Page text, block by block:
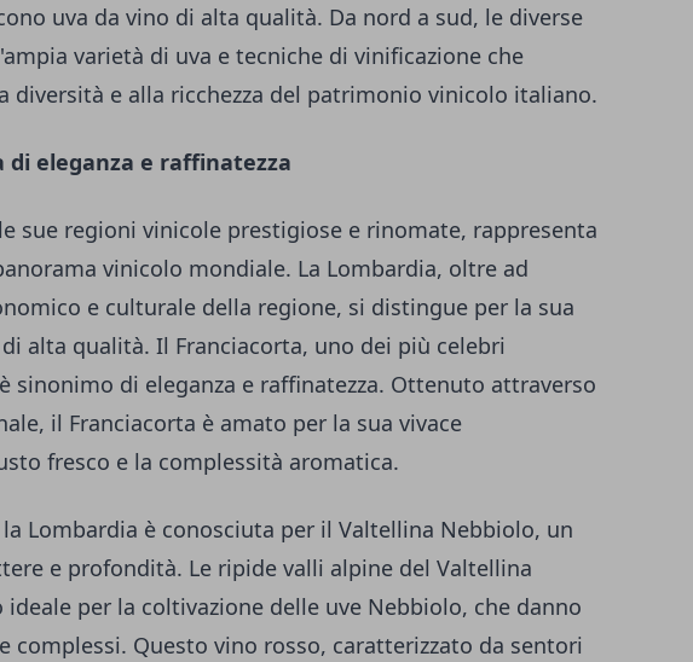
uva da vino di alta qualità. Da nord a sud, le diverse
varietà di uva e tecniche di vinificazione che
diversità e alla ricchezza del patrimonio vinicolo italiano.
di eleganza e raffinatezza
sue regioni vinicole prestigiose e rinomate, rappresenta
vinicolo mondiale. La Lombardia, oltre ad
e culturale della regione, si distingue per la sua
alta qualità. Il Franciacorta, uno dei più celebri
sinonimo di eleganza e raffinatezza. Ottenuto attraverso
il Franciacorta è amato per la sua vivace
fresco e la complessità aromatica.
Lombardia è conosciuta per il Valtellina Nebbiolo, un
e profondità. Le ripide valli alpine del Valtellina
per la coltivazione delle uve Nebbiolo, che danno
complessi. Questo vino rosso, caratterizzato da sentori